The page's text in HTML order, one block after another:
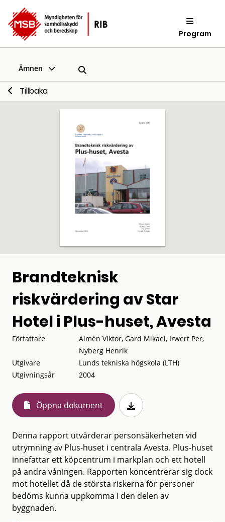
Program
Ämnen
Tillbaka
Brandteknisk
riskvärdering av Star
Hotel i Plus-huset, Avesta
Författare
Almén Viktor, Gard Mikael, Irwert Per,
Nyberg Henrik
Utgivare
Lunds tekniska högskola (LTH)
Utgivningsår
2004
Öppna dokument
Denna rapport utvärderar personsäkerheten vid
utrymning av Plus-huset i centrala Avesta. Plus-huset
innefattar ett köpcentrum i markplan och ett hotell
på andra våningen. Rapporten koncentrerar sig dock
mot hotellet då de största riskerna för personer
bedöms kunna uppkomma i den delen av
byggnaden.